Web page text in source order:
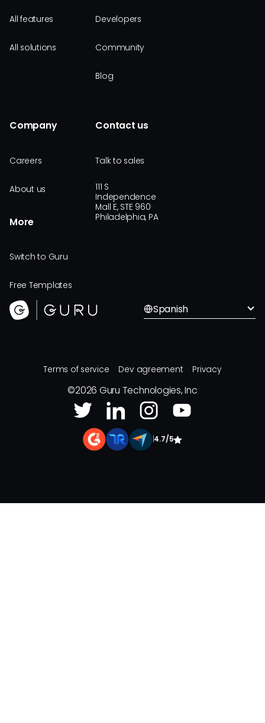
All features
All solutions
Developers
Community
Blog
Company
Careers
About us
More
Switch to Guru
Free Templates
Contact us
Talk to sales
111 S
Independence
Mall E, STE 960
Philadelphia, PA
Spanish
Terms of service Dev agreement Privacy
©2026 Guru Technologies, Inc
4.7/5